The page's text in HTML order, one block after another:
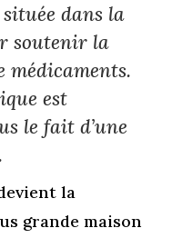
située dans la
soutenir la
médicaments.
est
le fait d’une
la
grande maison